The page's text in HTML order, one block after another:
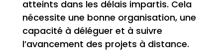
atteints dans les délais impartis. Cela
nécessite une bonne organisation, une
capacité à déléguer et à suivre
l’avancement des projets à distance.